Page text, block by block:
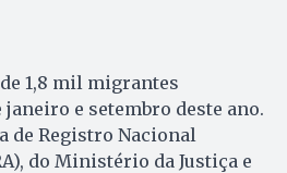
1,8 mil migrantes
e setembro deste ano.
de Registro Nacional
do Ministério da Justiça e